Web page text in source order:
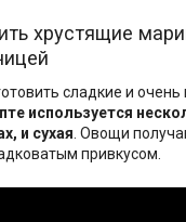
хрустящие
сладкие и очень
используется
и сухая . Овощи
привкусом.